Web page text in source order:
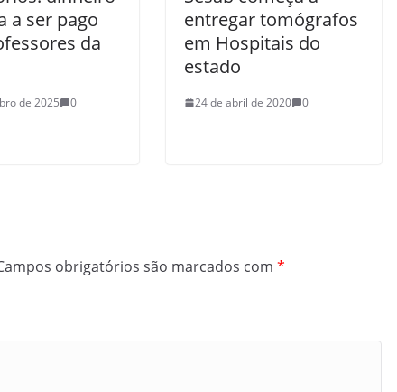
a ser pago
da
de 2025 0
entregar tomógrafos
em Hospitais do
estado
24 de abril de 2020 0
obrigatórios são marcados com *